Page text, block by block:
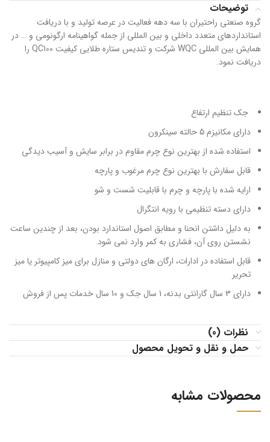
توضیحات
گروه صنعتی راحتیران با سه دهه فعالیت در عرصه تولید و با دریافت
استانداردهای متعدد داخلی و بین المللی از جمله گواهینامه ارگونومی و … در
همایش بین المللی WQC شرکت و تندیس ستاره طلایی کیفیت QC100 را
دریافت نمود.
جک تنظیم ارتفاع
دارای مکانیزم 5 حالته سینکرون
استفاده شده از بهترین نوع چرم مقاوم در برابر سایش و آسیب دیدگی
قابل سفارش با بهترین نوع چرم مرغوب و پارچه
ارایه شده با پارچه و چرم با قابلیت شست و شو
دارای دسته تنظیمی با رویه انتگرال
به دلیل داشتن انحنا و مطابق اصول استاندارد بودن، بعد از چندین ساعت
نشستن روی آن، فشاری به کمر وارد نمی شود.
قابل استفاده در ادارات، ارگان های دولتی و منازل برای میز کامپیوتر یا میز
تحریر
دارای 3 سال گارانتی بدنه، 1 سال جک و 10 سال خدمات پس از فروش
نظرات (0)
حمل و نقل و تحویل محصول
محصولات مشابه